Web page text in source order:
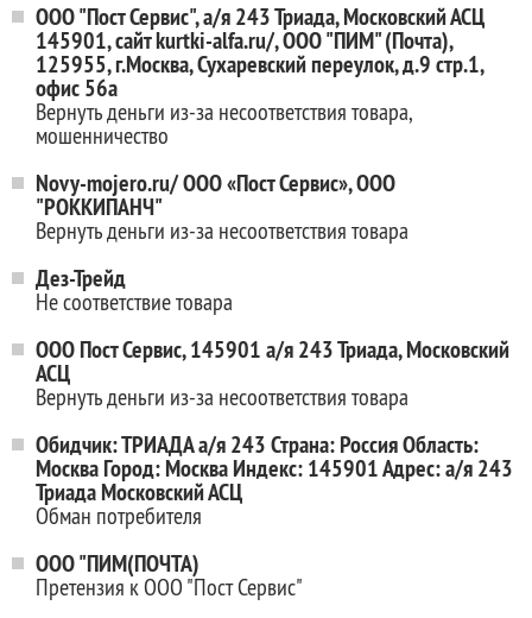
ООО "Пост Сервис", а/я 243 Триада, Московский АСЦ
145901, сайт kurtki-alfa.ru/, ООО "ПИМ" (Почта),
125955, г.Москва, Сухаревский переулок, д.9 стр.1,
офис 56а
Вернуть деньги из-за несоответствия товара,
мошенничество
Novy-mojero.ru/ ООО «Пост Сервис», ООО
"РОККИПАНЧ"
Вернуть деньги из-за несоответствия товара
Дез-Трейд
Не соответствие товара
ООО Пост Сервис, 145901 а/я 243 Триада, Московский
АСЦ
Вернуть деньги из-за несоответствия товара
Обидчик: ТРИАДА а/я 243 Страна: Россия Область:
Москва Город: Москва Индекс: 145901 Адрес: а/я 243
Триада Московский АСЦ
Обман потребителя
ООО "ПИМ(ПОЧТА)
Претензия к ООО "Пост Сервис"